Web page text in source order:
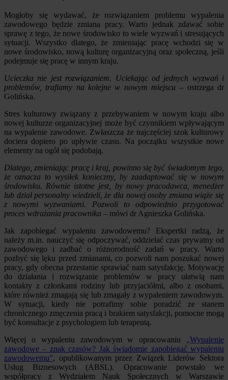
Mogłoby się wydawać, że rozwiązaniem problemu wypalenia
zawodowego będzie zmiana pracy. Warto jednak zdawać sobie
sprawę z tego, że nowe środowisko to wiele wyzwań i stresujących
sytuacji. Wszystko dlatego, że zmieniając pracę wchodzi się w
nowe środowisko, nową kulturę organizacyjną oraz społeczną, jeśli
podejmuje się pracę w innym kraju.
Ucieczka nie jest rozwiązaniem. Uciekając od jednych wyzwań i
problemów, trafiamy na kolejne w nowym miejscu – ostrzega dr
Golińska.
Stres kulturowy związany z przebywaniem w nowym kraju albo
nowej kulturze organizacyjnej może być czynnikiem wpływającym
na wypalenie zawodowe. Zwłaszcza że najczęściej szok kulturowy
dociera dopiero po upływie czasu. Na początku wszystkie nowe
elementy na ogół się podobają.
Dlatego, zmieniając pracę i kraj, powinno się być świadomym tego,
że oznacza to wysiłek konieczny, by zaadaptować się w nowym
środowisku. Równie istotne jest, by nowy pracodawca, menedżer
lub dział personalny wiedzieli, że dla nowej osoby zmiana wiąże się
z nowymi wyzwaniami. Pozwoli to odpowiednio przygotować
proces wdrażania pracownika – mówi dr Agnieszka Golińska.
Jak zapobiegać wypaleniu zawodowemu? Ekspertki radzą, że
należy m.in. nauczyć się odpoczywać, oddzielać czas prywatny od
zawodowego i zadbać o różnorodność zadań w pracy. Warto
pozbyć się lęku przed zmianami, co pozwoli nam poszukać nowej
pracy, gdy obecna przestanie sprawiać nam satysfakcję. Motywację
do działania i rozwiązanie problemów w pracy ułatwią nam
kontakty z członkami rodziny lub przyjaciółmi, albo z osobami,
które również zmagają się lub zmagały z wypaleniem zawodowym.
W sytuacji, kiedy nie potrafimy sobie poradzić ze stanem
chronicznego zmęczenia pracą i brakiem satysfakcji, pomocne mogą
być konsultacje z psychologiem lub terapeutą.
Więcej o wypaleniu zawodowym w opracowaniu „Wypalenie
zawodowe – znak czasów? Jak świadomie zapobiegać wypaleniu
zawodowemu”, opublikowanym przez Związek Liderów Sektora
Usług Biznesowych (ABSL). Opracowanie powstało we
współpracy z Wydziałem Nauk Społecznych w Warszawie